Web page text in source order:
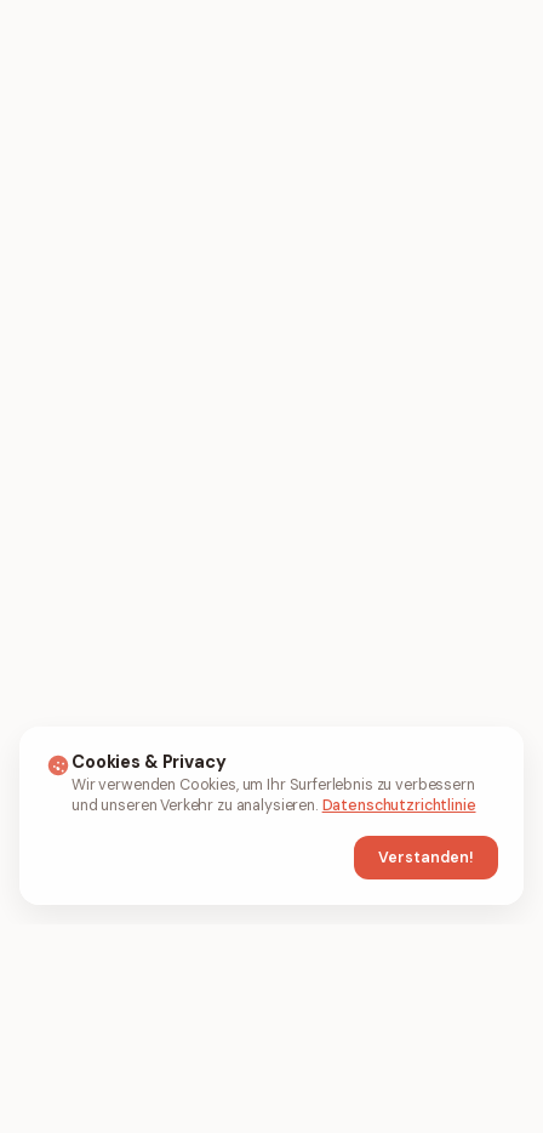
Cookies & Privacy
Wir verwenden Cookies, um Ihr Surferlebnis zu verbessern
und unseren Verkehr zu analysieren. Datenschutzrichtlinie
Verstanden!